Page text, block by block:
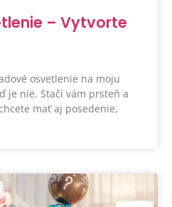
– Vytvorte
osvetlenie na moju
je nie. Stačí vám prsteň a
mať aj posedenie,